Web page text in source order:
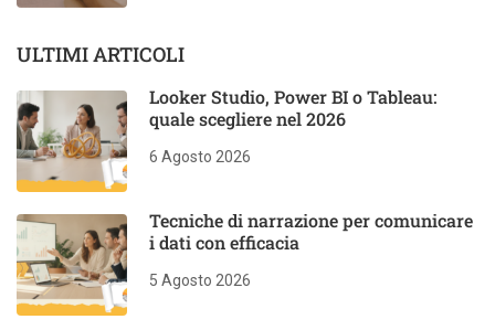
ULTIMI ARTICOLI
Looker Studio, Power BI o Tableau:
quale scegliere nel 2026
6 Agosto 2026
Tecniche di narrazione per comunicare
i dati con efficacia
5 Agosto 2026